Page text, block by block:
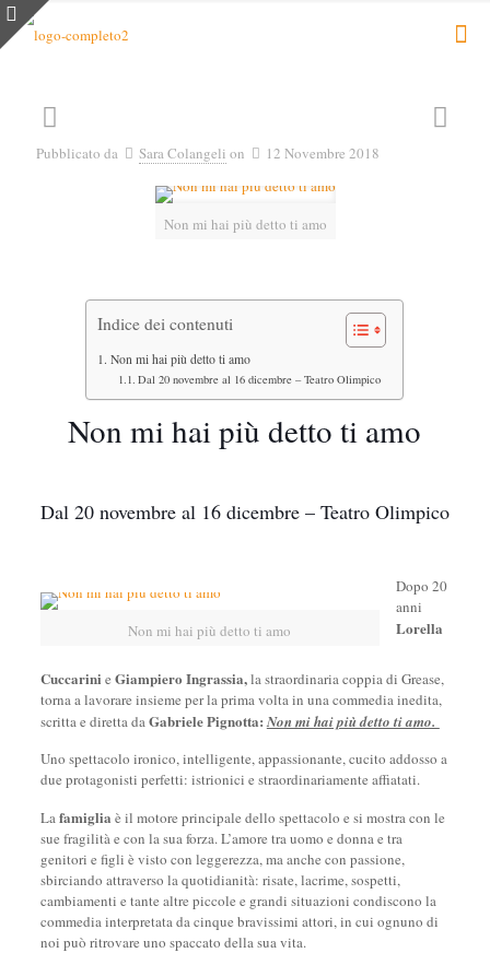
Pubblicato da Sara Colangeli on 12 Novembre 2018
Non mi hai più detto ti amo
Indice dei contenuti
Non mi hai più detto ti amo
Dal 20 novembre al 16 dicembre – Teatro Olimpico
Non mi hai più detto ti amo
Dal 20 novembre al 16 dicembre – Teatro Olimpico
Non mi hai più detto ti amo
Dopo 20
anni
Lorella
Cuccarini e Giampiero Ingrassia,la straordinaria coppia di Grease,
torna a lavorare insieme per la prima volta in una commedia inedita,
scritta e diretta daGabriele Pignotta:Non mi hai più detto ti amo.
Uno spettacolo ironico, intelligente, appassionante, cucito addosso a
due protagonisti perfetti: istrionici e straordinariamente affiatati.
Lafamiglia è il motore principale dello spettacolo e si mostra con le
sue fragilità e con la sua forza. L’amore tra uomo e donna e tra
genitori e figli è visto con leggerezza, ma anche con passione,
sbirciando attraverso la quotidianità: risate, lacrime, sospetti,
cambiamenti e tante altre piccole e grandi situazioni condiscono la
commedia interpretata da cinque bravissimi attori, in cui ognuno di
noi può ritrovare uno spaccato della sua vita.